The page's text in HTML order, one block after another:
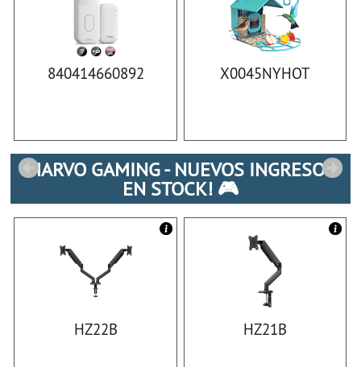
840414660892 X0045NYHOT
MARVO GAMING - NUEVOS INGRESOS
EN STOCK! 🎮
HZ22B HZ21B